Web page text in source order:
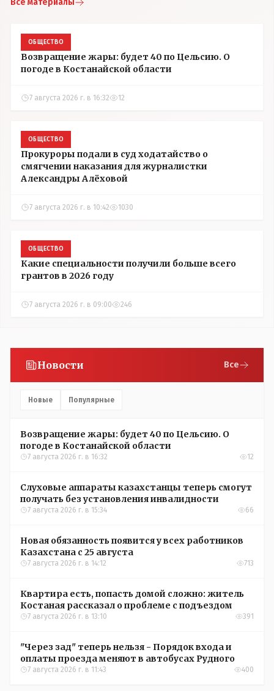
ОБЩЕСТВО
Возвращение жары: будет 40 по Цельсию. О
погоде в Костанайской области
7 августа 2026 г. в 16:32 12
ОБЩЕСТВО
Прокуроры подали в суд ходатайство о
смягчении наказания для журналистки
Александры Алёховой
7 августа 2026 г. в 10:42 1030
ОБЩЕСТВО
Какие специальности получили больше всего
грантов в 2026 году
7 августа 2026 г. в 09:00 246
Новости Все
Новые Популярные
Возвращение жары: будет 40 по Цельсию. О
погоде в Костанайской области
7 августа 2026 г. в 16:32 12
Слуховые аппараты казахстанцы теперь смогут
получать без установления инвалидности
7 августа 2026 г. в 15:34 66
Новая обязанность появится у всех работников
Казахстана с 25 августа
7 августа 2026 г. в 14:12 713
Квартира есть, попасть домой сложно: житель
Костаная рассказал о проблеме с подъездом
7 августа 2026 г. в 13:10 391
"Через зад" теперь нельзя - Порядок входа и
оплаты проезда меняют в автобусах Рудного
7 августа 2026 г. в 11:43 400